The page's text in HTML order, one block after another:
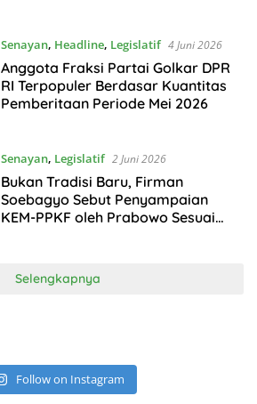
Senayan, Headline, Legislatif 4 Juni 2026
Anggota Fraksi Partai Golkar DPR
RI Terpopuler Berdasar Kuantitas
Pemberitaan Periode Mei 2026
Senayan, Legislatif 2 Juni 2026
Bukan Tradisi Baru, Firman
Soebagyo Sebut Penyampaian
KEM-PPKF oleh Prabowo Sesuai
Selengkapnya
Follow on Instagram